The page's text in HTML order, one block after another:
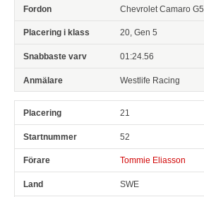
Chevrolet Camaro G5
20, Gen 5
01:24.56
Westlife Racing
21
52
Tommie Eliasson
SWE